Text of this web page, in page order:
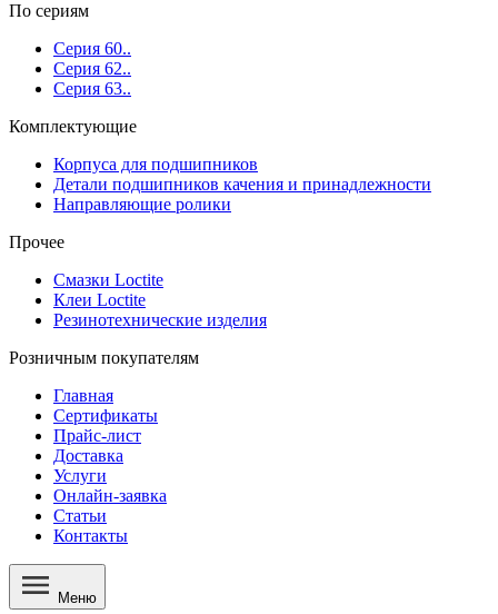
По сериям
Серия 60..
Серия 62..
Серия 63..
Комплектующие
Корпуса для подшипников
Детали подшипников качения и принадлежности
Направляющие ролики
Прочее
Смазки Loctite
Клеи Loctite
Резинотехнические изделия
Розничным покупателям
Главная
Сертификаты
Прайс-лист
Доставка
Услуги
Онлайн-заявка
Статьи
Контакты
Меню